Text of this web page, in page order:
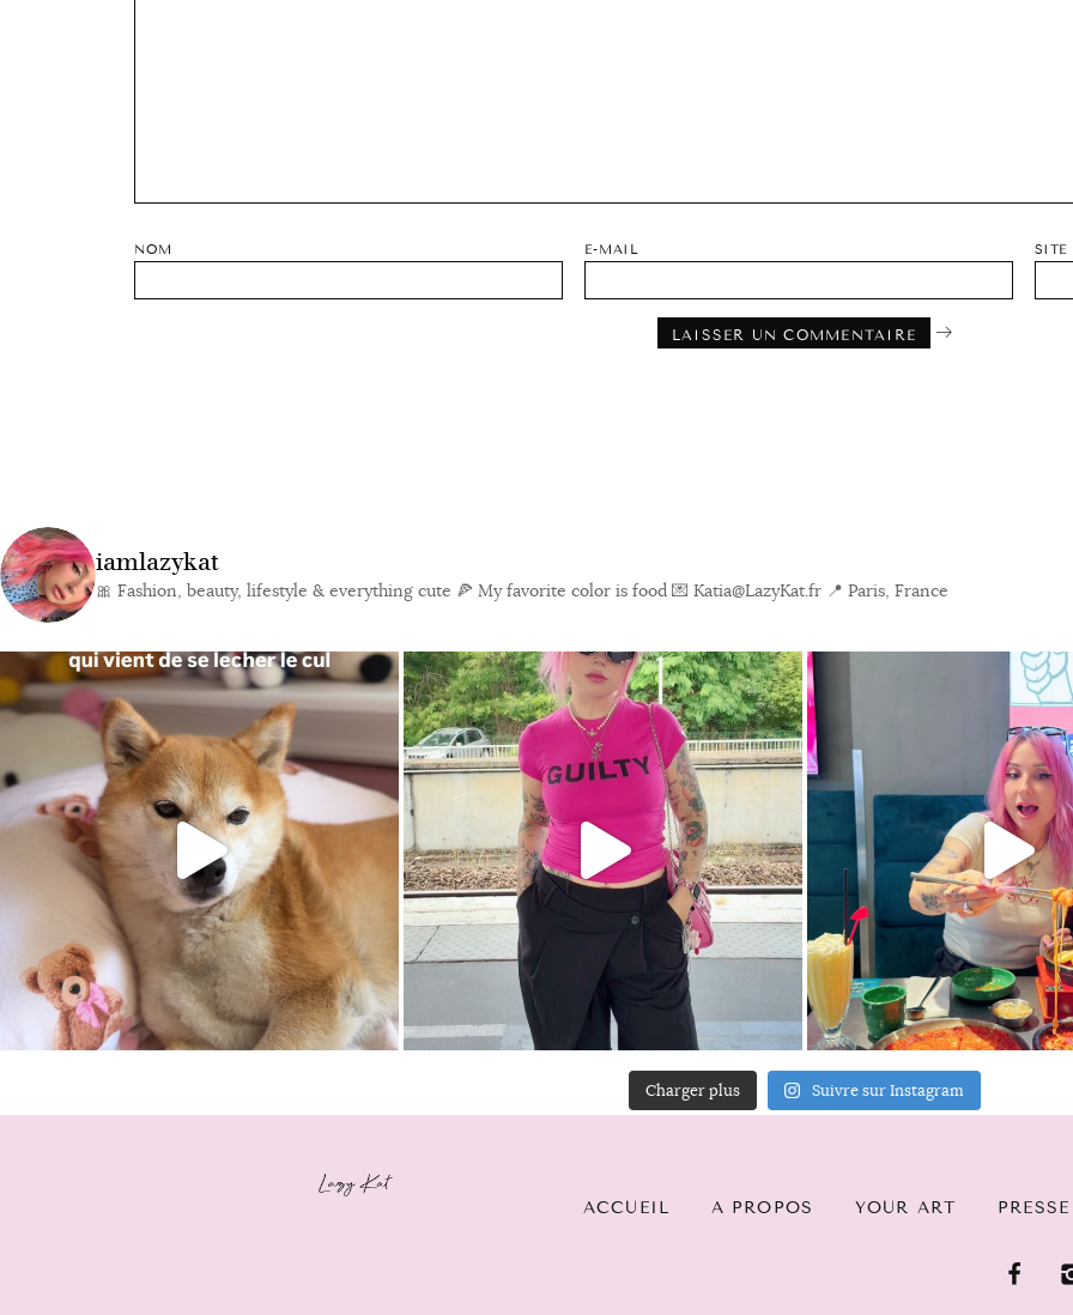
NOM E-MAIL SITE
iamlazykat
🎀 Fashion, beauty, lifestyle & everything cute 🍕 My favorite color is food 💌 Katia@LazyKat.fr 📍 Paris, France
Charger plus Suivre sur Instagram
ACCUEIL A PROPOS YOUR ART PRESSE